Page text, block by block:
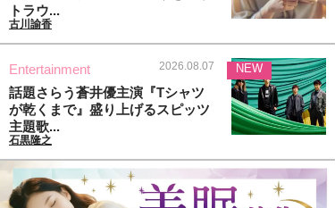
トラウ...
古川諭香
Entertainment 2026.08.07
話題さらう蒼井優主演『Tシャツ
が乾くまで』盛り上げるスピッツ
主題歌...
石黒隆之
NEW